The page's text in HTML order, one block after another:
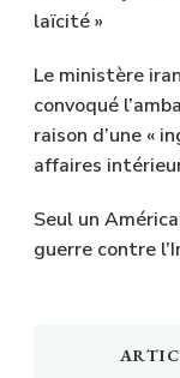
laïcité »
Le ministère
convoqué
raison d’une «
affaires
Seul un
guerre contre